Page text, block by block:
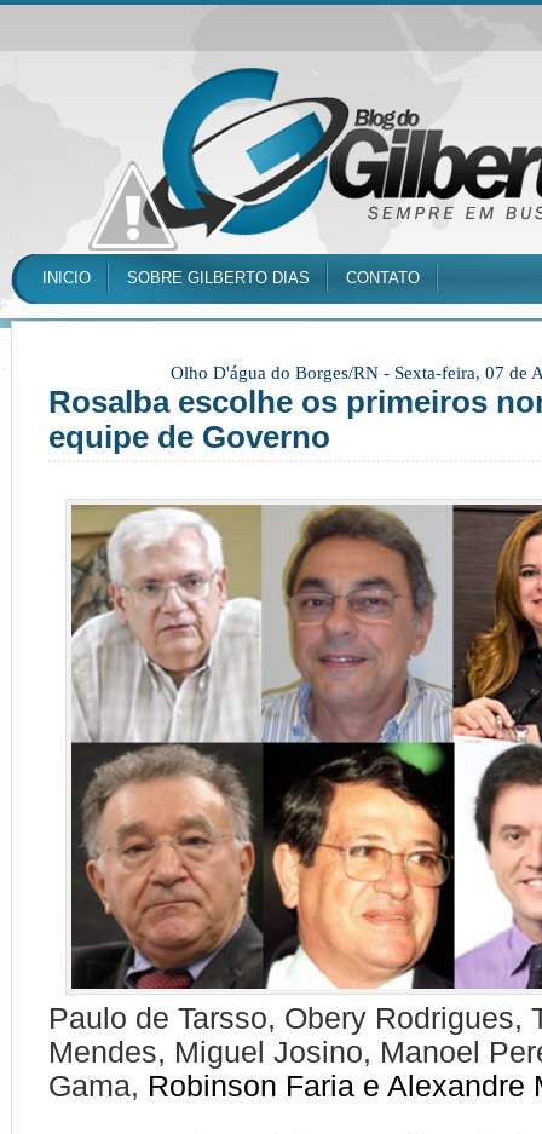
INICIO SOBRE GILBERTO DIAS CONTATO
Olho D'água do Borges/RN - Sexta-feira, 07 de
Rosalba escolhe os primeiros
equipe de Governo
Paulo de Tarsso, Obery Rodrigues,
Mendes, Miguel Josino, Manoel
Gama, Robinson Faria e Alexandre